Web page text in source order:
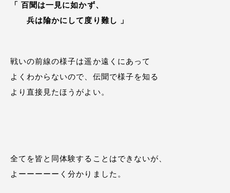
「 百聞は一見に如かず、
兵は隃かにして度り難し 」
戦いの前線の様子は遥か遠くにあって
よくわからないので、伝聞で様子を知る
より直接見たほうがよい。
全てを皆と同体験することはできないが、
よーーーーーく分かりました。